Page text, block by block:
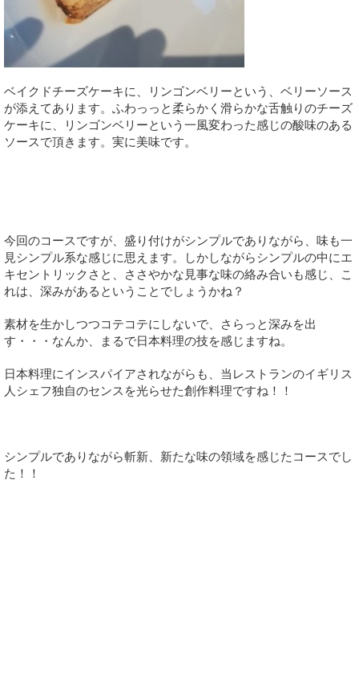
ベイクドチーズケーキに、リンゴンベリーという、ベリーソース
が添えてあります。ふわっっと柔らかく滑らかな舌触りのチーズ
ケーキに、リンゴンベリーという一風変わった感じの酸味のある
ソースで頂きます。実に美味です。
今回のコースですが、盛り付けがシンプルでありながら、味も一
見シンプル系な感じに思えます。しかしながらシンプルの中にエ
キセントリックさと、ささやかな見事な味の絡み合いも感じ、こ
れは、深みがあるということでしょうかね？
素材を生かしつつコテコテにしないで、さらっと深みを出
す・・・なんか、まるで日本料理の技を感じますね。
日本料理にインスパイアされながらも、当レストランのイギリス
人シェフ独自のセンスを光らせた創作料理ですね！！
シンプルでありながら斬新、新たな味の領域を感じたコースでし
た！！